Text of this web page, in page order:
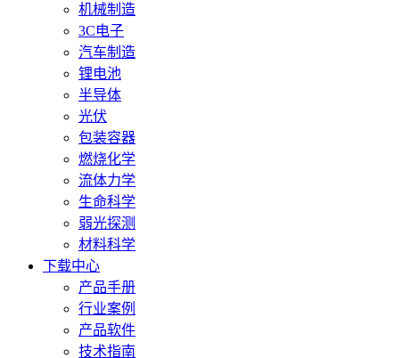
机械制造
3C电子
汽车制造
锂电池
半导体
光伏
包装容器
燃烧化学
流体力学
生命科学
弱光探测
材料科学
下载中心
产品手册
行业案例
产品软件
技术指南